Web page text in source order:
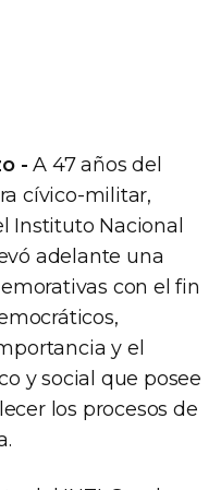
- A 47 años del
cívico-militar,
Instituto Nacional
adelante una
con el fin
y el
y social que posee
los procesos de